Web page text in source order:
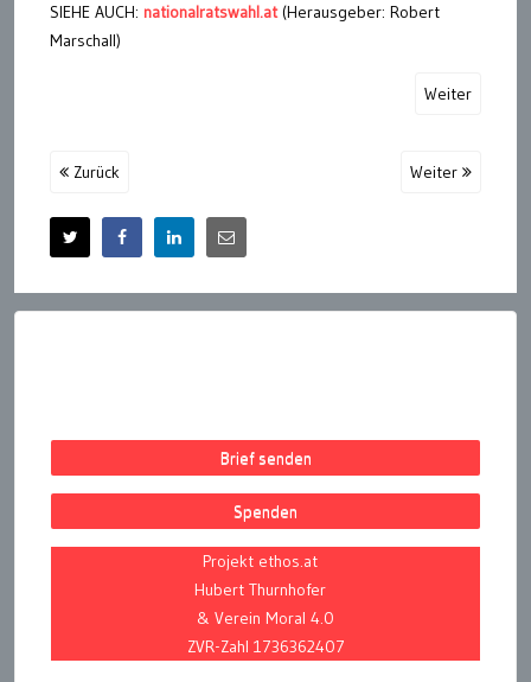
SIEHE AUCH: nationalratswahl.at(Herausgeber: Robert
Marschall)
Weiter
Zurück Weiter
Brief senden
Spenden
Projekt ethos.at
Hubert Thurnhofer
& Verein Moral 4.0
ZVR-Zahl 1736362407